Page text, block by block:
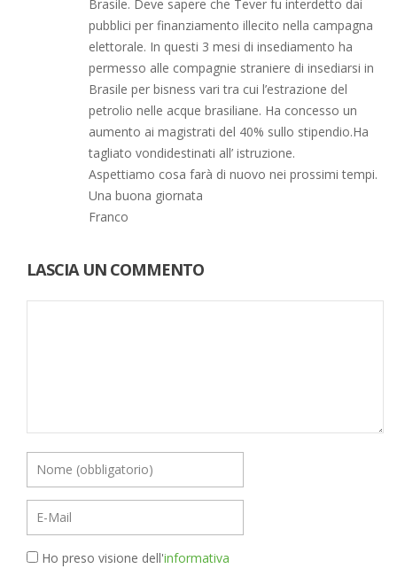
Brasile. Deve sapere che Tever fu interdetto dai
pubblici per finanziamento illecito nella campagna
elettorale. In questi 3 mesi di insediamento ha
permesso alle compagnie straniere di insediarsi in
Brasile per bisness vari tra cui l’estrazione del
petrolio nelle acque brasiliane. Ha concesso un
aumento ai magistrati del 40% sullo stipendio.Ha
tagliato vondidestinati all’ istruzione.
Aspettiamo cosa farà di nuovo nei prossimi tempi.
Una buona giornata
Franco
LASCIA UN COMMENTO
Ho preso visione dell'informativa